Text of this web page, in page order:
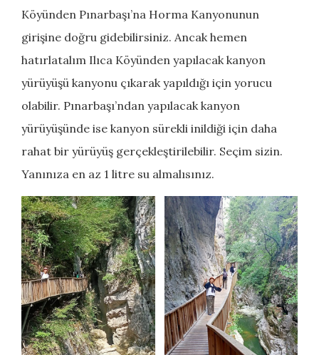
Köyünden Pınarbaşı’na Horma Kanyonunun
girişine doğru gidebilirsiniz. Ancak hemen
hatırlatalım Ilıca Köyünden yapılacak kanyon
yürüyüşü kanyonu çıkarak yapıldığı için yorucu
olabilir. Pınarbaşı’ndan yapılacak kanyon
yürüyüşünde ise kanyon sürekli inildiği için daha
rahat bir yürüyüş gerçekleştirilebilir. Seçim sizin.
Yanınıza en az 1 litre su almalısınız.